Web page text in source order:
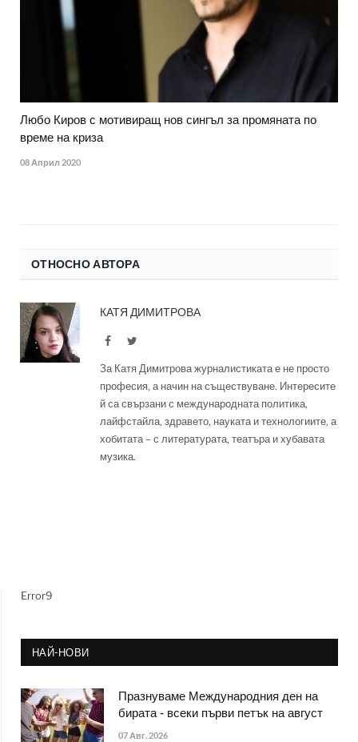
Любо Киров с мотивиращ нов сингъл за промяната по
време на криза
08 Април 2020
ОТНОСНО АВТОРА
КАТЯ ДИМИТРОВА
FacebookTwitter
За Катя Димитрова журналистиката е не просто
професия, а начин на съществуване. Интересите
й са свързани с международната политика,
лайфстайла, здравето, науката и технологиите, а
хобитата – с литературата, театъра и хубавата
музика.
Error9
НАЙ-НОВИ
Празнуваме Международния ден на
бирата - всеки първи петък на август
07 Авг. 2026